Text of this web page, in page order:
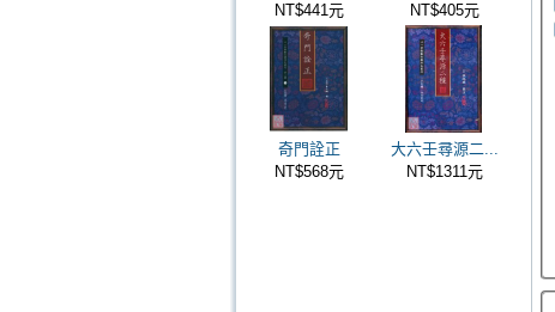
NT$441元
NT$405元
奇門詮正
NT$568元
大六壬尋源二...
NT$1311元